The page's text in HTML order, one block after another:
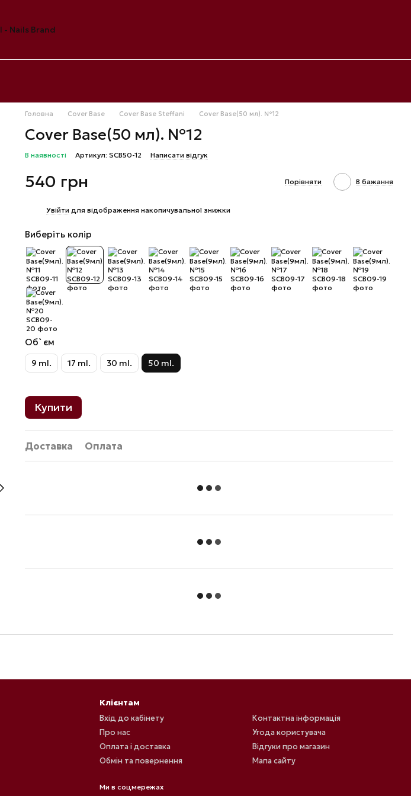
Головна Cover Base Cover Base Steffani Cover Base(50 мл). №12
Cover Base(50 мл). №12
В наявності Артикул: SCB50-12 Написати відгук
540 грн Порівняти В бажання
Увійти для відображення накопичувальної знижки
Виберіть колір
Об`єм
9 ml. 17 ml. 30 ml. 50 ml.
Купити
Доставка Оплата
Клієнтам
Вхід до кабінету
Про нас
Оплата і доставка
Обмін та повернення
Контактна інформація
Угода користувача
Відгуки про магазин
Мапа сайту
Ми в соцмережах